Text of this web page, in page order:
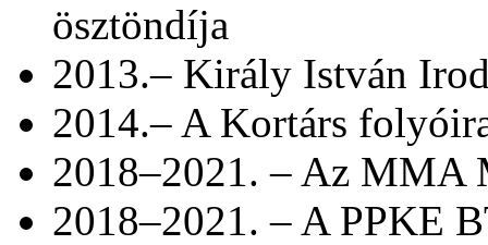
ösztöndíja
2013.– Király István
2014.– A Kortárs
2018–2021. – Az
2018–2021. – A PPKE